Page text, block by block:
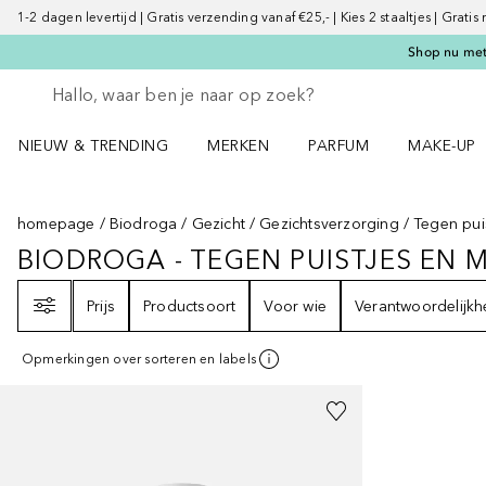
1-2 dagen levertijd | Gratis verzending vanaf €25,- | Kies 2 staaltjes | Gratis
Shop nu
Ga terug
Zoekopdracht uitvoeren
NIEUW & TRENDING
MERKEN
PARFUM
MAKE-UP
homepage Biodroga Gezicht Gezichtsverzorging Tegen
BIODROGA - TEGEN PUISTJES EN
BIODROGA - TEGEN PUISTJES EN
Prijs
Productsoort Voor wie
Opmerkingen over sorteren en labels